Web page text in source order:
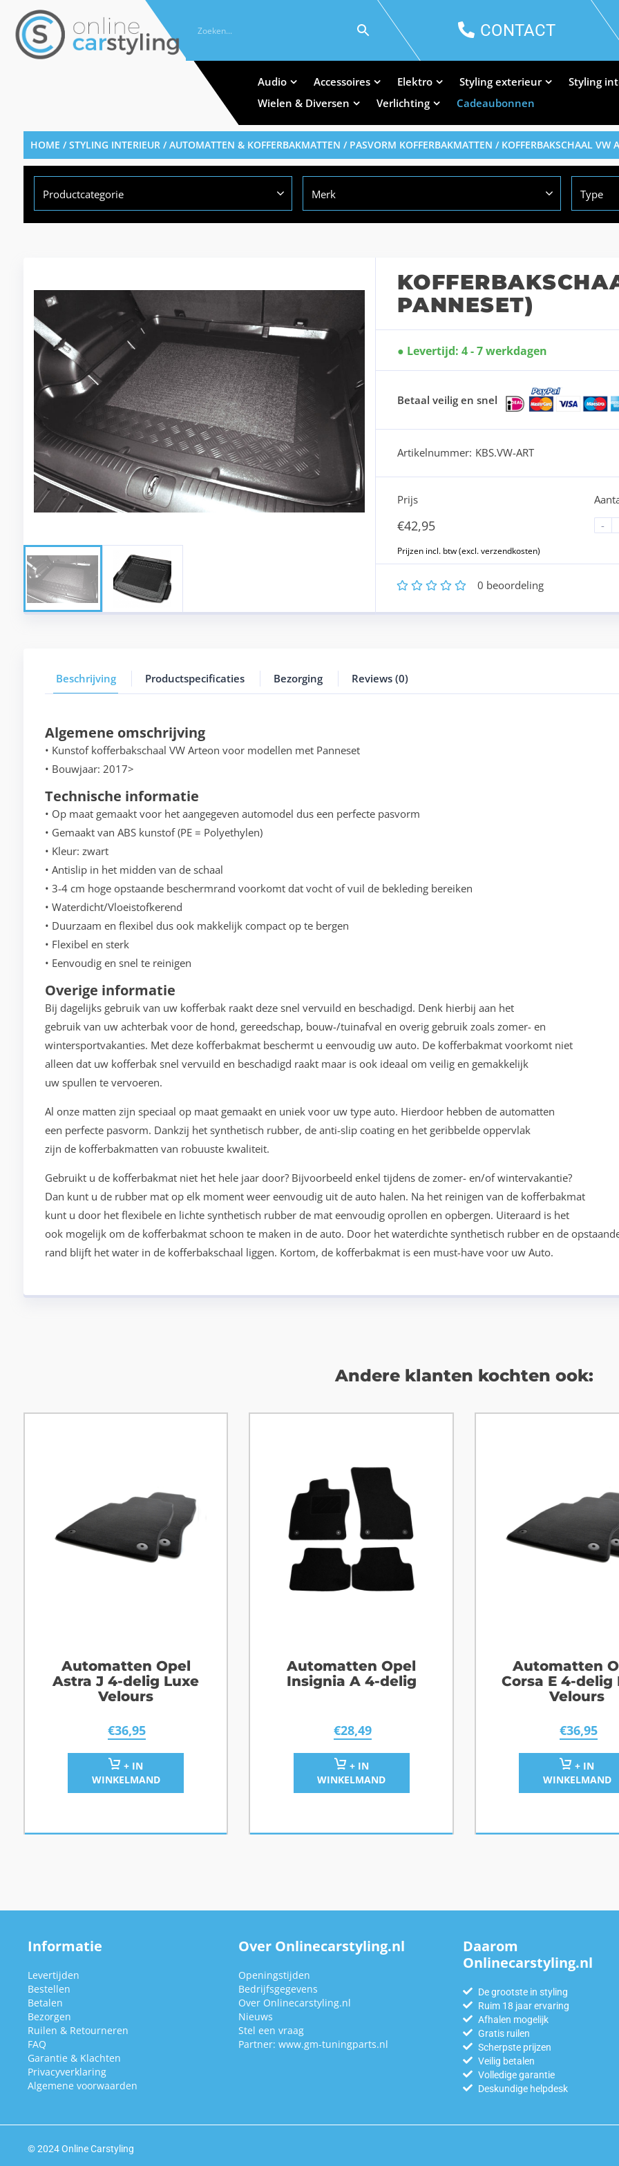
CONTACT
Audio Accessoires Elektro Styling exterieur
Styling
Wielen & Diversen
Verlichting Cadeaubonnen
HOME /STYLING INTERIEUR/AUTOMATTEN & KOFFERBAKMATTEN / PASVORM KOFFERBAKMATTEN / KOFFERBAKSCHAAL VW
Productcategorie Merk Type
PANNESET)
Levertijd: 4 - 7 werkdagen
Betaal veilig en snel
Artikelnummer: KBS.VW-ART
Prijs
€42,95
-
5
4
3
2 0 beoordeling
Beschrijving Productspecificaties Bezorging Reviews (0)
Algemene omschrijving
• Kunstof kofferbakschaal VW Arteon voor modellen met Panneset
• Bouwjaar: 2017>
Technische informatie
• Op maat gemaakt voor het aangegeven automodel dus een perfecte pasvorm
• Gemaakt van ABS kunstof (PE = Polyethylen)
• Kleur: zwart
• Antislip in het midden van de schaal
• 3-4 cm hoge opstaande beschermrand voorkomt dat vocht of vuil de bekleding bereiken
• Waterdicht/Vloeistofkerend
• Duurzaam en flexibel dus ook makkelijk compact op te bergen
• Flexibel en sterk
• Eenvoudig en snel te reinigen
Overige informatie
Bij dagelijks gebruik van uw kofferbak raakt deze snel vervuild en beschadigd. Denk hierbij aan het
gebruik van uw achterbak voor de hond, gereedschap, bouw-/tuinafval en overig gebruik zoals zomer- en
wintersportvakanties. Met deze kofferbakmat beschermt u eenvoudig uw auto. De kofferbakmat voorkomt niet
alleen dat uw kofferbak snel vervuild en beschadigd raakt maar is ook ideaal om veilig en gemakkelijk
uw spullen te vervoeren.
Al onze matten zijn speciaal op maat gemaakt en uniek voor uw type auto. Hierdoor hebben de automatten
een perfecte pasvorm. Dankzij het synthetisch rubber, de anti-slip coating en het geribbelde oppervlak
zijn de kofferbakmatten van robuuste kwaliteit.
Gebruikt u de kofferbakmat niet het hele jaar door? Bijvoorbeeld enkel tijdens de zomer- en/of wintervakantie?
Dan kunt u de rubber mat op elk moment weer eenvoudig uit de auto halen. Na het reinigen van de kofferbakmat
kunt u door het flexibele en lichte synthetisch rubber de mat eenvoudig oprollen en opbergen. Uiteraard is het
ook mogelijk om de kofferbakmat schoon te maken in de auto. Door het waterdichte synthetisch rubber en de
rand blijft het water in de kofferbakschaal liggen. Kortom, de kofferbakmat is een must-have voor uw Auto.
Andere klanten kochten ook:
Automatten Opel
Astra J 4-delig Luxe
Velours
€36,95
+ IN
WINKELMAND
Automatten Opel
Insignia A 4-delig
€28,49
+ IN
WINKELMAND
Automatten
Corsa E 4-delig
Velours
€36,95
+ IN
WINKELMAND
Informatie
Levertijden
Bestellen
Betalen
Bezorgen
Ruilen & Retourneren
FAQ
Garantie & Klachten
Privacyverklaring
Algemene voorwaarden
Over Onlinecarstyling.nl
Openingstijden
Bedrijfsgegevens
Over Onlinecarstyling.nl
Nieuws
Stel een vraag
Partner: www.gm-tuningparts.nl
Daarom
Onlinecarstyling.nl
De grootste in styling
Ruim 18 jaar ervaring
Afhalen mogelijk
Gratis ruilen
Scherpste prijzen
Veilig betalen
Volledige garantie
Deskundige helpdesk
© 2024 Online Carstyling